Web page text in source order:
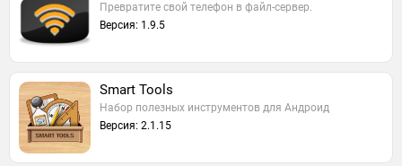
Превратите свой телефон в файл-сервер.
Версия: 1.9.5
Smart Tools
Набор полезных инструментов для Андроид
Версия: 2.1.15